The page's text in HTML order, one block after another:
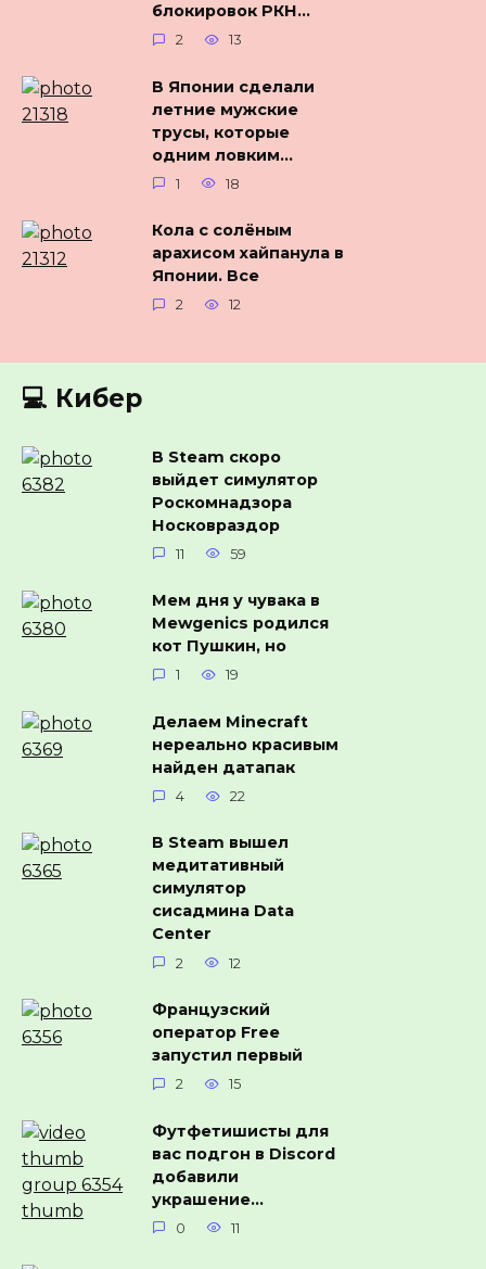
блокировок РКН…
2 13
В Японии сделали
летние мужские
трусы, которые
одним ловким…
1 18
Кола с солёным
арахисом хайпанула в
Японии. Все
2 12
💻 Кибер
В Steam скоро
выйдет симулятор
Роскомнадзора
Носковраздор
11 59
Мем дня у чувака в
Mewgenics родился
кот Пушкин, но
1 19
Делаем Minecraft
нереально красивым
найден датапак
4 22
В Steam вышел
медитативный
симулятор
сисадмина Data
Center
2 12
Французский
оператор Free
запустил первый
2 15
Футфетишисты для
вас подгон в Discord
добавили
украшение…
0 11